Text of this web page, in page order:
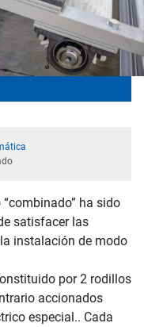
ha sido
satisfacer las
instalación de modo
por 2 rodillos
accionados
especial.. Cada